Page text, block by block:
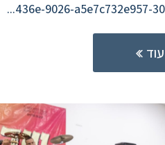
436e-9026-a5e7c732e957-